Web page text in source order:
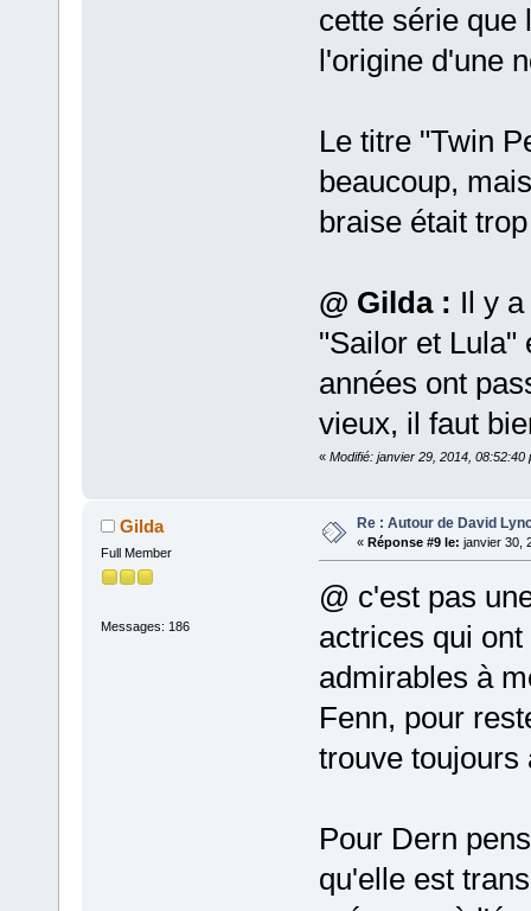
cette série que
l'origine d'une
Le titre "Twin
beaucoup,
braise était
@ Gilda : Il y
"Sailor et Lula"
années ont
vieux, il faut
« Modifié: janvier 29, 2014, 08:52:40
Gilda
Full Member
Messages: 186
Re : Autour de David
« Réponse #9 le: janvier 30,
@ c'est pas
actrices qui
admirables à
Fenn, pour
trouve toujours
Pour Dern
qu'elle est